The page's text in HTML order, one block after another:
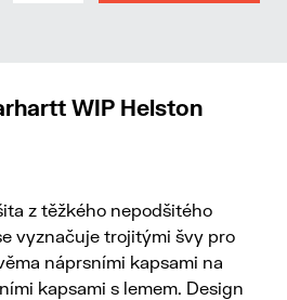
WIP Helston
z těžkého nepodšitého
vyznačuje trojitými švy pro
náprsními kapsami na
kapsami s lemem. Design